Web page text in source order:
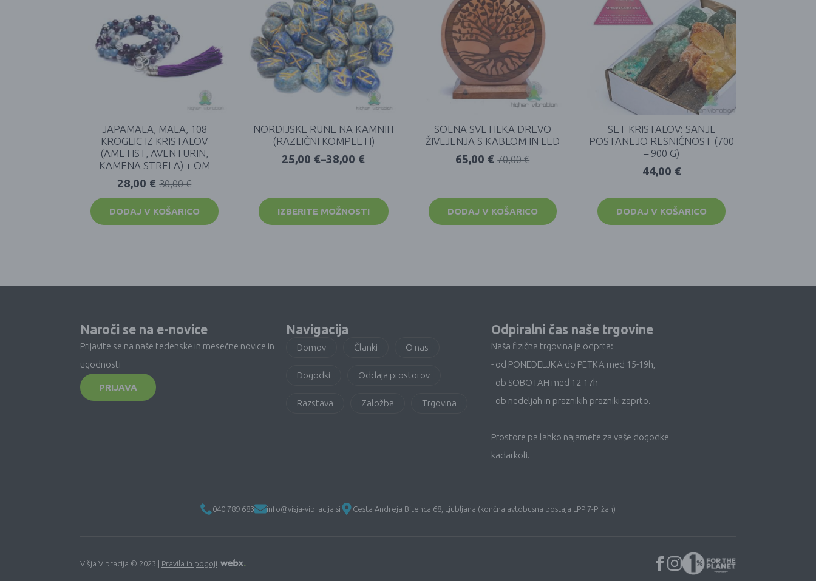
JAPAMALA, MALA, 108
KROGLIC IZ KRISTALOV
(AMETIST, AVENTURIN,
KAMENA STRELA) + OM
30,00€
28,00 €
DODAJ V KOŠARICO
NORDIJSKE RUNE NA KAMNIH
(RAZLIČNI KOMPLETI)
25,00 €–38,00 €
IZBERITE MOŽNOSTI
SOLNA SVETILKA DREVO
ŽIVLJENJA S KABLOM IN LED
70,00€
65,00 €
DODAJ V KOŠARICO
SET KRISTALOV: SANJE
POSTANEJO RESNIČNOST (700
– 900 G)
44,00 €
DODAJ V KOŠARICO
Naroči se na e-novice
Prijavite se na naše tedenske in mesečne novice in
ugodnosti
PRIJAVA
Navigacija
Domov Članki O nas
Dogodki Oddaja prostorov
Razstava Založba Trgovina
Odpiralni čas naše trgovine
Naša fizična trgovina je odprta:
- od PONEDELJKA do PETKA med 15-19h,
- ob SOBOTAH med 12-17h
- ob nedeljah in praznikih prazniki zaprto.
Prostore pa lahko najamete za vaše dogodke
kadarkoli.
040 789 683 info@visja-vibracija.si Cesta Andreja Bitenca 68, Ljubljana (končna avtobusna postaja LPP 7-Pržan)
Višja Vibracija © 2023 | Pravila in pogoji